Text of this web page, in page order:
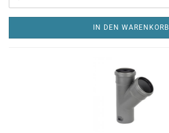
IN DEN WARENKORB